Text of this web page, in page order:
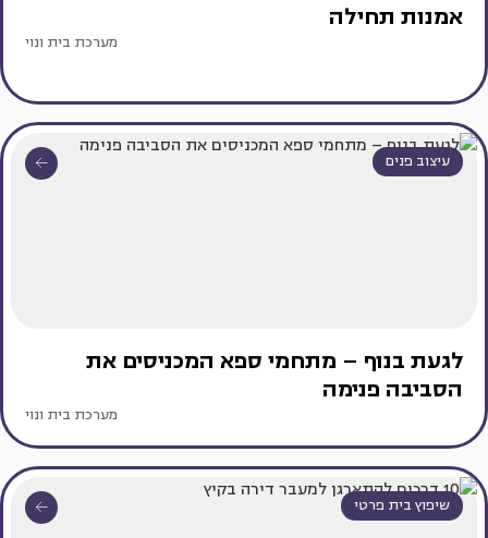
אמנות תחילה
מערכת בית ונוי
עיצוב פנים
לגעת בנוף – מתחמי ספא המכניסים את
הסביבה פנימה
מערכת בית ונוי
שיפוץ בית פרטי